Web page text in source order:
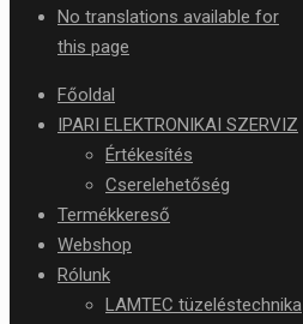
No translations available for
this page
Főoldal
IPARI ELEKTRONIKAI SZERVIZ
Értékesítés
Cserelehetőség
Termékkereső
Webshop
Rólunk
LAMTEC tüzeléstechnika